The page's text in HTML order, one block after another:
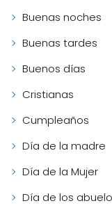
Buenas noches
Buenas tardes
Buenos días
Cristianas
Cumpleaños
Día de la madre
Día de la Mujer
Día de los